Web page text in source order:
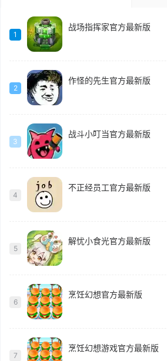
1
战场指挥家官方最新版
2
作怪的先生官方最新版
3
战斗小叮当官方最新版
4
不正经员工官方最新版
5
解忧小食光官方最新版
6
烹饪幻想官方最新版
7
烹饪幻想游戏官方最新版